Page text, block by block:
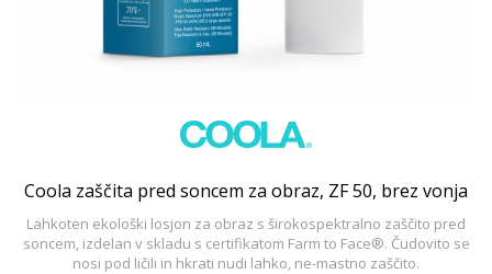
Coola zaščita pred soncem za obraz, ZF 50, brez vonja
Lahkoten ekološki losjon za obraz s širokospektralno zaščito pred
soncem, izdelan v skladu s certifikatom Farm to Face®. Čudovito se
nosi pod ličili in hkrati nudi lahko, ne-mastno zaščito.